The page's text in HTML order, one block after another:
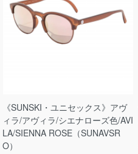
《SUNSKI・ユニセックス》アヴ
ィラ/アヴィラ/シエナローズ色/AVI
LA/SIENNA ROSE（SUNAVSR
O）